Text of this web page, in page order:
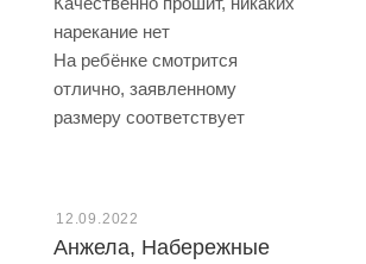
нарекание нет
На ребёнке смотрится
отлично, заявленному
размеру соответствует
12.09.2022
Анжела, Набережные